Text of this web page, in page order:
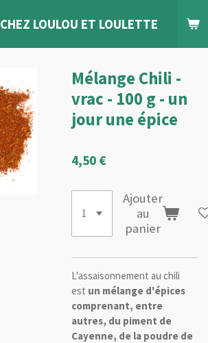
CHEZ LOULOU ET LOULETTE
Mélange Chili -
vrac - 100 g - un
jour une épice
4,50 €
Ajouter
au
panier
L'assaisonnement au chili
est un mélange d'épices
comprenant, entre
autres, du piment de
Cayenne, de la poudre de